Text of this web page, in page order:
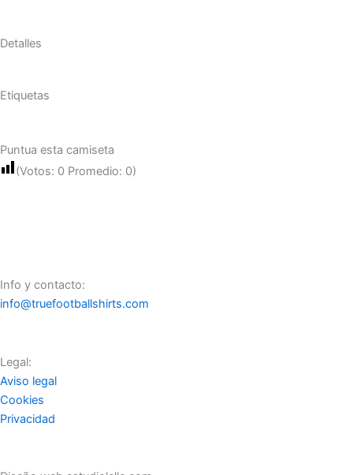
Detalles
Etiquetas
Puntua esta camiseta
(Votos: 0 Promedio: 0)
Info y contacto:
info@truefootballshirts.com
Legal:
Aviso legal
Cookies
Privacidad